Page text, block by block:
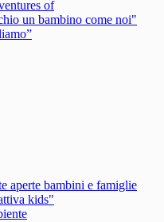
of
un bambino come noi"
aperte bambini e famiglie
kids"